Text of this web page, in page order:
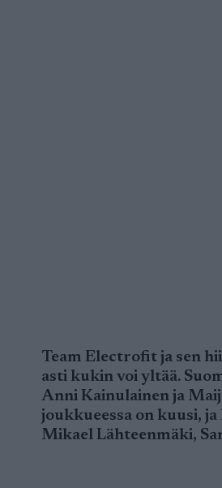
Team Electrofit ja sen
asti kukin voi yltää.
Anni Kainulainen ja
joukkueessa on kuusi,
Mikael Lähteenmäki,